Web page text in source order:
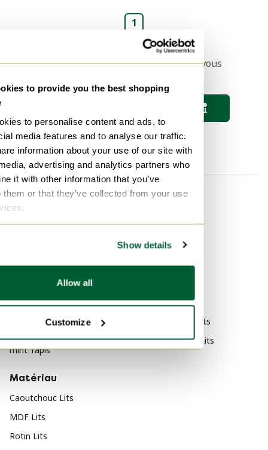
to provide you the best shopping
to personalise content and ads, to
media features and to analyse our traffic.
information about your use of our site with
advertising and analytics partners who
it with other information that you’ve
them or that they’ve collected from your use
Show details
Allow all
Customize
1
Configurez une recherche et nous vous
Catégorie
mint Mobilier de télétravail
mint Tapis
Marque
Rustique Lits
Design italien Lits
Contemporain Lits
Matériau
Caoutchouc Lits
MDF Lits
Rotin Lits